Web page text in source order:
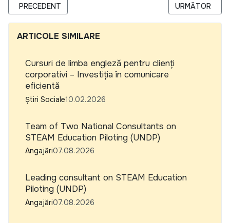
ARTICOL PRECEDENT: INVIZIBILII DIN STATISTICI: ANALIZA
PRECEDENT ARTICOLUL
URMĂTOR
ARTICOLE SIMILARE
Cursuri de limba engleză pentru clienți
corporativi – Investiția în comunicare
eficientă
Știri Sociale10.02.2026
Team of Two National Consultants on
STEAM Education Piloting (UNDP)
Angajări07.08.2026
Leading consultant on STEAM Education
Piloting (UNDP)
Angajări07.08.2026